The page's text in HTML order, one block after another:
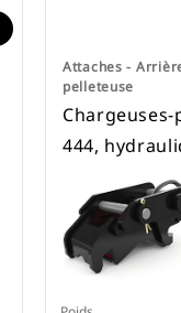
Attaches -
pelleteuse
444,